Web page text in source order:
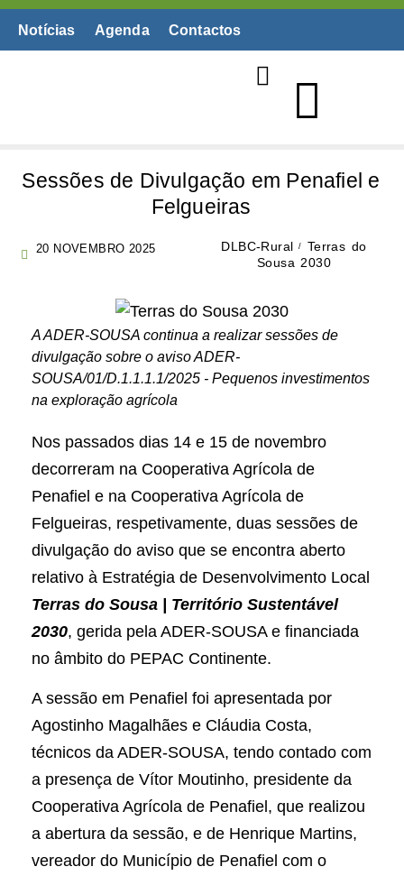
Notícias Agenda Contactos
Sessões de Divulgação em Penafiel e
Felgueiras
20 NOVEMBRO 2025 DLBC-Rural
Terras do
Sousa 2030
A ADER-SOUSA continua a realizar sessões de
divulgação sobre o aviso ADER-
SOUSA/01/D.1.1.1.1/2025 - Pequenos investimentos
na exploração agrícola
Nos passados dias 14 e 15 de novembro
decorreram na Cooperativa Agrícola de
Penafiel e na Cooperativa Agrícola de
Felgueiras, respetivamente, duas sessões de
divulgação do aviso que se encontra aberto
relativo à Estratégia de Desenvolvimento Local
Terras do Sousa | Território Sustentável
2030, gerida pela ADER-SOUSA e financiada
no âmbito do PEPAC Continente.
A sessão em Penafiel foi apresentada por
Agostinho Magalhães e Cláudia Costa,
técnicos da ADER-SOUSA, tendo contado com
a presença de Vítor Moutinho, presidente da
Cooperativa Agrícola de Penafiel, que realizou
a abertura da sessão, e de Henrique Martins,
vereador do Município de Penafiel com o